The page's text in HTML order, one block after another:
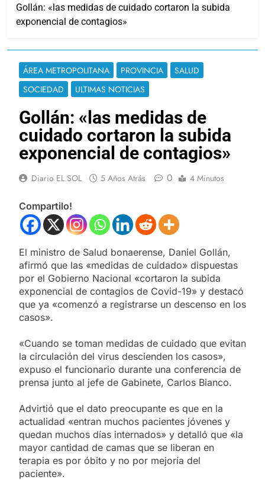
Gollán: «las medidas de cuidado cortaron la subida
exponencial de contagios»
ÁREA METROPOLITANA PROVINCIA
SALUD
SOCIEDAD
ULTIMAS NOTICIAS
Gollán: «las medidas de
cuidado cortaron la subida
exponencial de contagios»
Diario EL SOL 5 Años Atrás 0 4 Minutos
Compartilo!
El ministro de Salud bonaerense, Daniel Gollán,
afirmó que las «medidas de cuidado» dispuestas
por el Gobierno Nacional «cortaron la subida
exponencial de contagios de Covid-19» y destacó
que ya «comenzó a registrarse un descenso en los
casos».
«Cuando se toman medidas de cuidado que evitan
la circulación del virus descienden los casos»,
expuso el funcionario durante una conferencia de
prensa junto al jefe de Gabinete, Carlos Bianco.
Advirtió que el dato preocupante es que en la
actualidad «entran muchos pacientes jóvenes y
quedan muchos días internados» y detalló que «la
mayor cantidad de camas que se liberan en
terapia es por óbito y no por mejoría del
paciente».